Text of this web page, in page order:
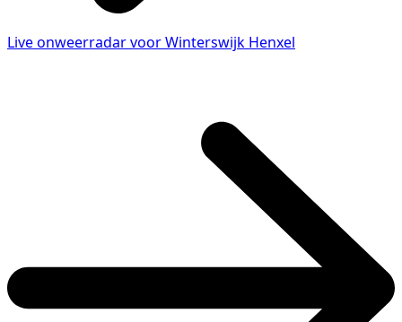
Live onweerradar voor Winterswijk Henxel